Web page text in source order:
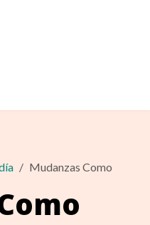
Mudanzas Como